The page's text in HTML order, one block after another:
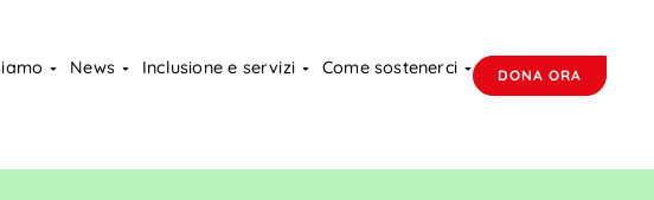
News Inclusione e servizi Come sostenerci DONA ORA